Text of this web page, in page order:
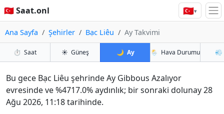
🇹🇷 Saat.onl 🇹🇷▾
Ana Sayfa Şehirler Bạc Liêu Ay Takvimi
⏱️ Saat ☀️ Güneş 🌙 Ay 🌦️ Hava Durumu 💨
Bu gece Bạc Liêu şehrinde Ay Gibbous Azalıyor
evresinde ve %4717.0% aydınlık; bir sonraki dolunay 28
Ağu 2026, 11:18 tarihinde.